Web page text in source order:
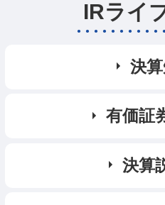
IRライ
決
有価証
決算